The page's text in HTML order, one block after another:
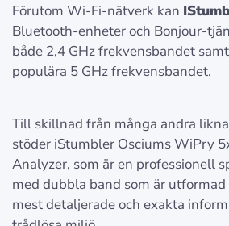
Förutom Wi-Fi-nätverk kan
Bluetooth-enheter och Bonjour-
både 2,4 GHz frekvensbandet
populära 5 GHz frekvensbandet.
Till skillnad från många andra
stöder iStumbler Osciums WiPry
Analyzer, som är en professionell
med dubbla band som är
mest detaljerade och exakta